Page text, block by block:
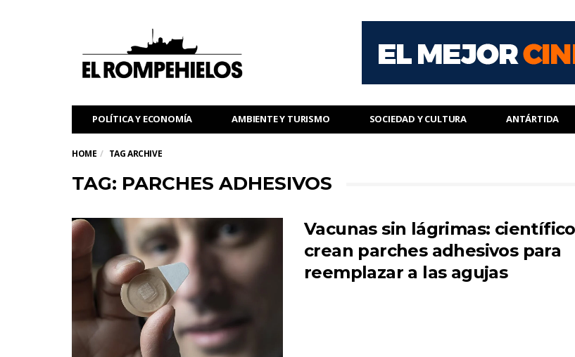
POLÍTICA Y ECONOMÍA AMBIENTE Y TURISMO SOCIEDAD Y CULTURA ANTÁRTIDA
HOME TAG ARCHIVE
TAG: PARCHES ADHESIVOS
Vacunas sin lágrimas:
crean parches adhesivos para
reemplazar a las agujas